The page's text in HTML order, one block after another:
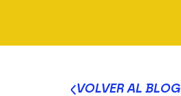
VOLVER AL BLOG